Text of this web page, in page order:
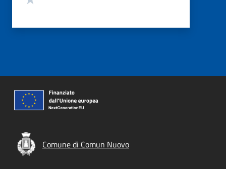
Comune di Comun Nuovo